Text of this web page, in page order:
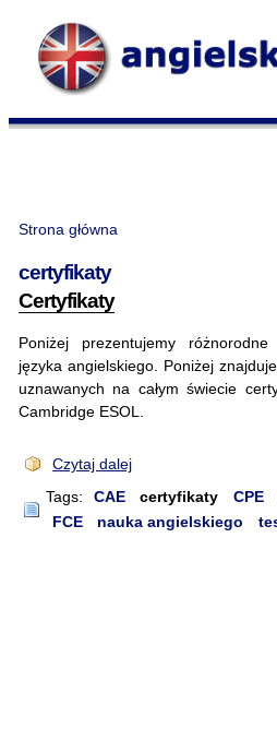
Strona główna
certyfikaty
Certyfikaty
Poniżej prezentujemy
języka angielskiego. Poniżej
uznawanych na całym świecie
Cambridge ESOL.
Czytaj dalej
Tags:
CAE certyfikaty CPE
FCE
nauka angielskiego